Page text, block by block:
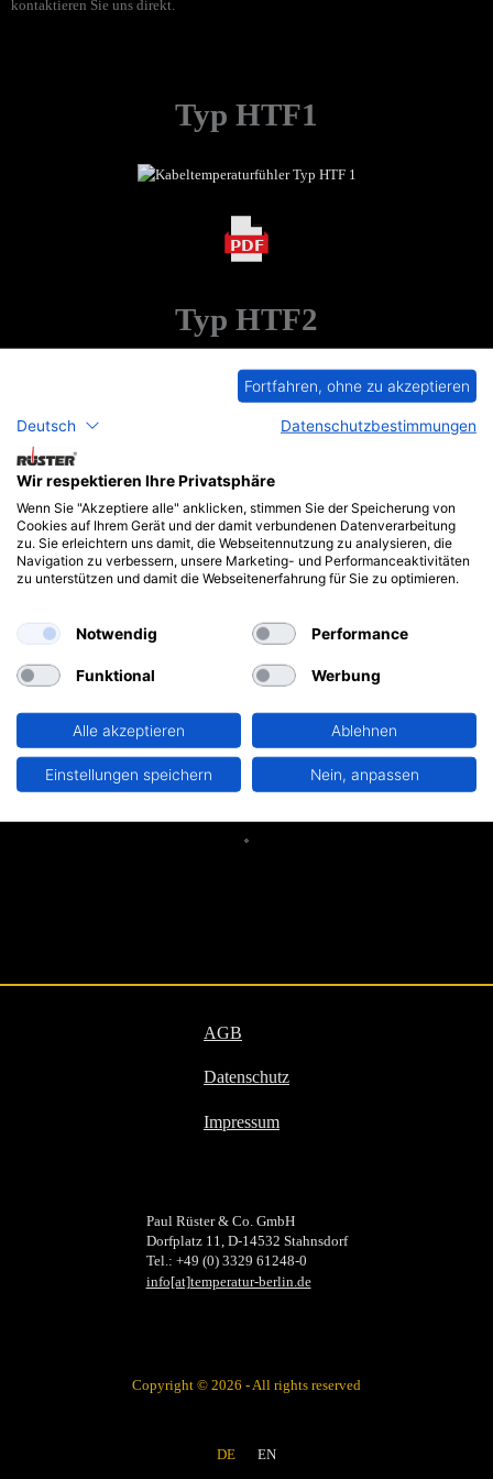
kontaktieren Sie uns direkt.
Typ HTF1
PDF
Typ HTF2
Typ HTFp
AGB
Datenschutz
Impressum
Paul Rüster & Co. GmbH
Dorfplatz 11, D-14532 Stahnsdorf
Tel.: +49 (0) 3329 61248-0
info[at]temperatur-berlin.de
Copyright © 2026 - All rights reserved
DE EN
Fortfahren, ohne zu akzeptieren
Deutsch Datenschutzbestimmungen
Wir respektieren Ihre Privatsphäre
Wenn Sie "Akzeptiere alle" anklicken, stimmen Sie der Speicherung von
Cookies auf Ihrem Gerät und der damit verbundenen Datenverarbeitung
zu. Sie erleichtern uns damit, die Webseitennutzung zu analysieren, die
Navigation zu verbessern, unsere Marketing- und Performanceaktivitäten
zu unterstützen und damit die Webseitenerfahrung für Sie zu optimieren.
Notwendig Performance
Funktional Werbung
Alle akzeptieren Ablehnen
Einstellungen speichern Nein, anpassen